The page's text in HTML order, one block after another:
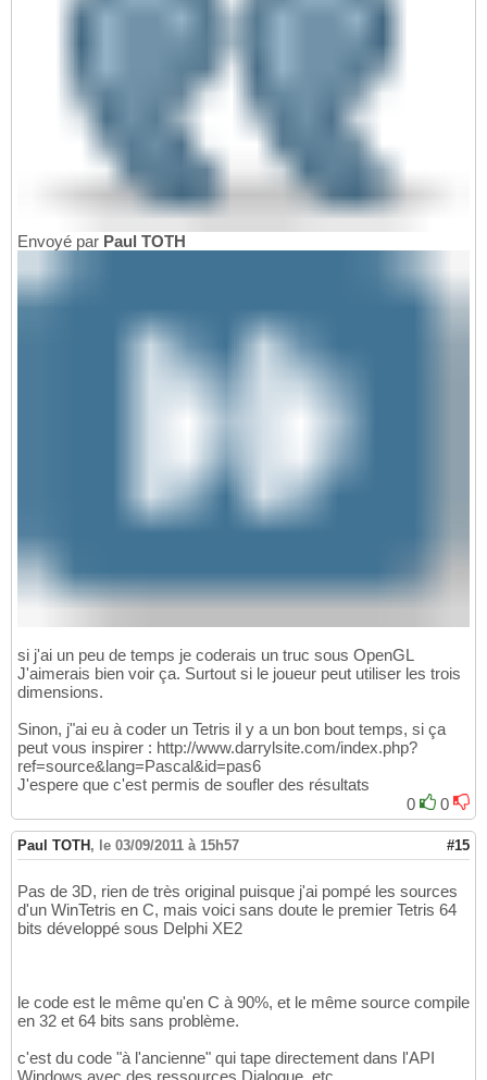
Envoyé par Paul TOTH
si j'ai un peu de temps je coderais un truc sous OpenGL
J'aimerais bien voir ça. Surtout si le joueur peut utiliser les trois
dimensions.
Sinon, j"ai eu à coder un Tetris il y a un bon bout temps, si ça
peut vous inspirer : http://www.darrylsite.com/index.php?
ref=source&lang=Pascal&id=pas6
J'espere que c'est permis de soufler des résultats
0
0
Paul TOTH , le 03/09/2011 à 15h57 #15
Pas de 3D, rien de très original puisque j'ai pompé les sources
d'un WinTetris en C, mais voici sans doute le premier Tetris 64
bits développé sous Delphi XE2
le code est le même qu'en C à 90%, et le même source compile
en 32 et 64 bits sans problème.
c'est du code "à l'ancienne" qui tape directement dans l'API